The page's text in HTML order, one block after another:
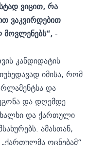
ვიცით, რა
ვაკვირდებით
-
კანდიდატის
იმისა, რომ
და
და დღემდე
და ქართული
ამასთან,
ოცნებამ“